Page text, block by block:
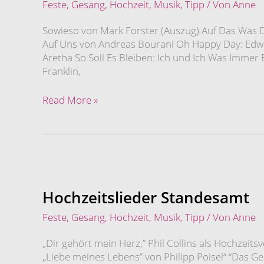
Feste, Gesang, Hochzeit, Musik, Tipp / Von Anne
Sowieso von Mark Forster (Auszug) Auf Das
Auf Uns von Andreas Bourani Oh Happy Day:
Aretha So Soll Es Bleiben: Ich und Ich Was
Franklin,
Read More »
Hochzeitslieder Standesamt
Feste, Gesang, Hochzeit, Musik, Tipp / Von Anne
„Dir gehört mein Herz,” Phil Collins als
„Liebe meines Lebens” von Philipp Poisel“ “Das